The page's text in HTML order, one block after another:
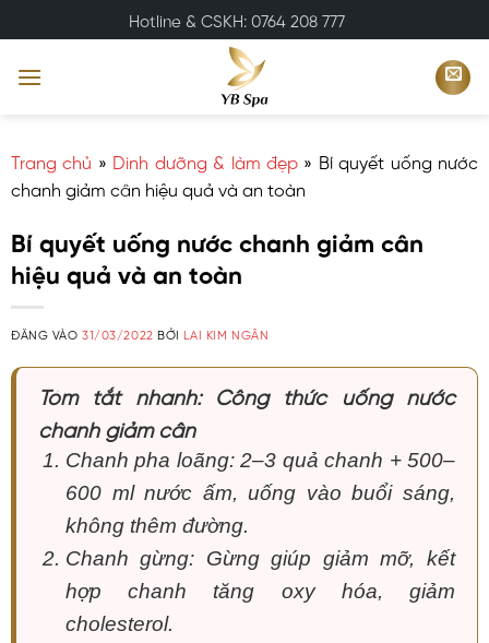
qua
nội
Hotline & CSKH: 0764 208 777
Trang chủ » Dinh dưỡng & làm đẹp» Bí quyết uống nước
chanh giảm cân hiệu quả và an toàn
Bí quyết uống nước chanh giảm cân
hiệu quả và an toàn
ĐĂNG VÀO31/03/2022 BỞI LAI KIM NGÂN
Tóm tắt nhanh: Công thức uống nước
chanh giảm cân
Chanh pha loãng: 2–3 quả chanh + 500–
600 ml nước ấm, uống vào buổi sáng,
không thêm đường.
Chanh gừng: Gừng giúp giảm mỡ, kết
hợp chanh tăng oxy hóa, giảm
cholesterol.